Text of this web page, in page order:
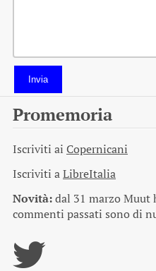
Invia
Promemoria
Iscriviti ai Copernicani
Iscriviti aLibreItalia
Novità:dal 31 marzo Muut
commenti passati sono di